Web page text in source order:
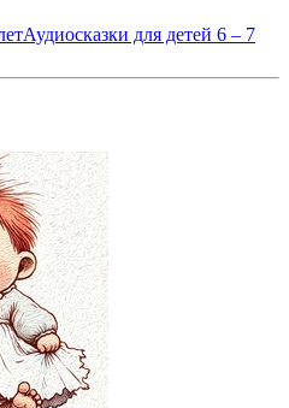
Аудиосказки для детей 6 – 7